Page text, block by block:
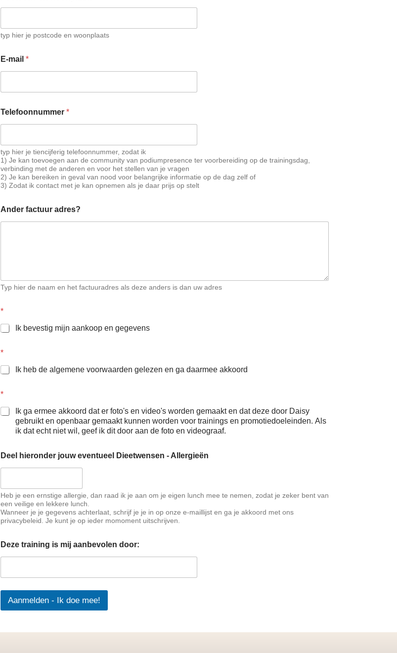
typ hier je postcode en woonplaats
E-mail *
Telefoonnummer *
typ hier je tiencijferig telefoonnummer, zodat ik
1) Je kan toevoegen aan de community van podiumpresence ter voorbereiding op de trainingsdag,
verbinding met de anderen en voor het stellen van je vragen
2) Je kan bereiken in geval van nood voor belangrijke informatie op de dag zelf of
3) Zodat ik contact met je kan opnemen als je daar prijs op stelt
Ander factuur adres?
Typ hier de naam en het factuuradres als deze anders is dan uw adres
*
Ik bevestig mijn aankoop en gegevens
*
Ik heb de algemene voorwaarden gelezen en ga daarmee akkoord
*
Ik ga ermee akkoord dat er foto's en video's worden gemaakt en dat deze door Daisy
gebruikt en openbaar gemaakt kunnen worden voor trainings en promotiedoeleinden. Als
ik dat echt niet wil, geef ik dit door aan de foto en videograaf.
Deel hieronder jouw eventueel Dieetwensen - Allergieën
Heb je een ernstige allergie, dan raad ik je aan om je eigen lunch mee te nemen, zodat je zeker bent van
een veilige en lekkere lunch.
Wanneer je je gegevens achterlaat, schrijf je je in op onze e-maillijst en ga je akkoord met ons
privacybeleid. Je kunt je op ieder momoment uitschrijven.
e
v
Deze training is mij aanbevolen door:
Aanmelden - Ik doe mee!